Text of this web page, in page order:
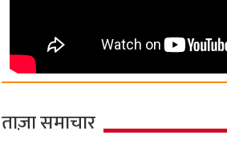
ताज़ा समाचार